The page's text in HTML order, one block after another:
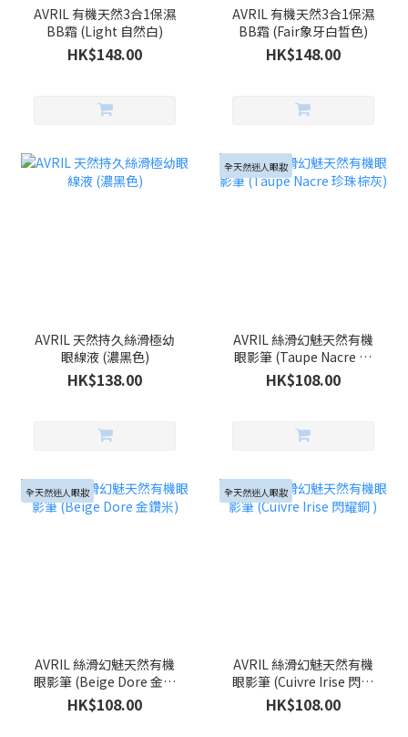
AVRIL 有機天然3合1保濕
BB霜 (Light 自然白)
HK$148.00
AVRIL 有機天然3合1保濕
BB霜 (Fair象牙白晳色)
HK$148.00
AVRIL 天然持久絲滑極幼
眼線液 (濃黑色)
HK$138.00
全天然迷人眼妝
AVRIL 絲滑幻魅天然有機
眼影筆 (Taupe Nacre 珍
珠棕灰)
HK$108.00
全天然迷人眼妝
AVRIL 絲滑幻魅天然有機
眼影筆 (Beige Dore 金鑽
米)
HK$108.00
全天然迷人眼妝
AVRIL 絲滑幻魅天然有機
眼影筆 (Cuivre Irise 閃耀
銅 )
HK$108.00